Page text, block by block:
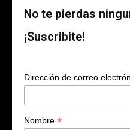
No te pierdas
¡Suscribite!
Dirección de correo
Nombre *